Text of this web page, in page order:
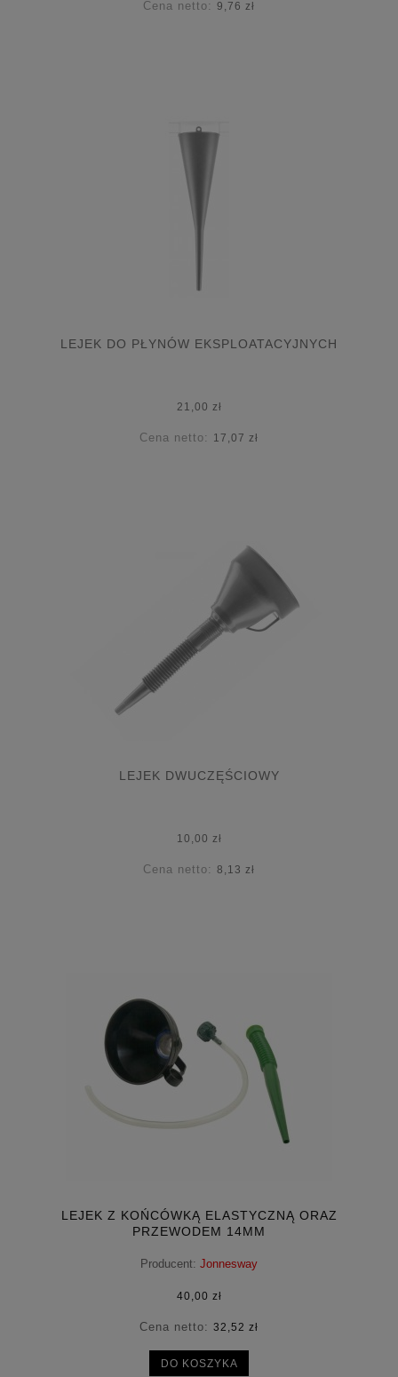
Cena netto: 9,76 zł
LEJEK DO PŁYNÓW EKSPLOATACYJNYCH
21,00 zł
Cena netto: 17,07 zł
LEJEK DWUCZĘŚCIOWY
10,00 zł
Cena netto: 8,13 zł
LEJEK Z KOŃCÓWKĄ ELASTYCZNĄ ORAZ
PRZEWODEM 14MM
Producent: Jonnesway
40,00 zł
Cena netto: 32,52 zł
DO KOSZYKA